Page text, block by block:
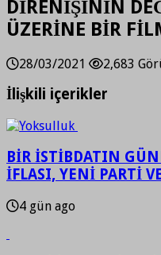
DİRENİŞİNİN
ÜZERİNE BİR
28/03/2021 2,683
İlişkili içerikler
BİR İSTİBDATIN
İFLASI, YENİ PARTİ
4 gün ago